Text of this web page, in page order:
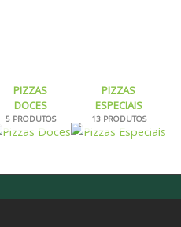
PIZZAS
DOCES
5 PRODUTOS
PIZZAS
ESPECIAIS
13 PRODUTOS